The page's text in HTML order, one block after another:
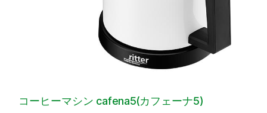
コーヒーマシン cafena5(カフェーナ5)